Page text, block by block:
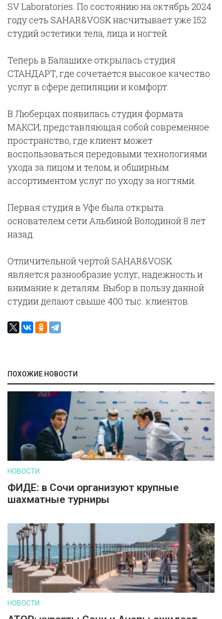
SV Laboratories. По состоянию на октябрь 2024
году сеть SAHAR&VOSK насчитывает уже 152
студий эстетики тела, лица и ногтей.
Теперь в Балашихе открылась студия
СТАНДАРТ, где сочетается высокое качество
услуг в сфере депиляции и комфорт.
В Люберцах появилась студия формата
МАКСИ, представляющая собой современное
пространство, где клиент может
воспользоваться передовыми технологиями
ухода за лицом и телом, и обширным
ассортиментом услуг по уходу за ногтями.
Первая студия в Уфе была открыта
основателем сети Альбиной Володиной 8 лет
назад.
Отличительной чертой SAHAR&VOSK
является разнообразие услуг, надежность и
внимание к деталям. Выбор в пользу данной
студии делают свыше 400 тыс. клиентов.
ПОХОЖИЕ НОВОСТИ
НОВОСТИ
ФИДЕ: в Сочи организуют крупные
шахматные турниры
НОВОСТИ